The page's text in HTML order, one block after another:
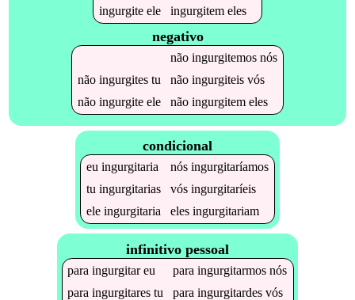
ingurgiteele ingurgitemeles
negativo
não ingurgitemosnós
não ingurgitestu não ingurgiteisvós
não ingurgiteele não ingurgitemeles
condicional
eu ingurgitaria nós ingurgitaríamos
tu ingurgitarias vós ingurgitaríeis
ele ingurgitaria eles ingurgitariam
infinitivo pessoal
paraingurgitareu paraingurgitarmos nós
paraingurgitares tu paraingurgitardes vós